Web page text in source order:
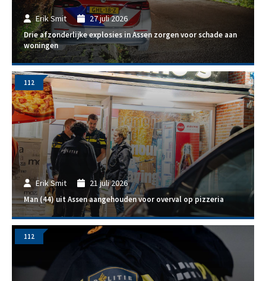
Erik Smit 27 juli 2026
Drie afzonderlijke explosies in Assen zorgen voor schade aan
woningen
Erik Smit 21 juli 2026
Man (44) uit Assen aangehouden voor overval op pizzeria
112
112